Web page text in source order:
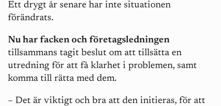
Ett drygt år senare har inte situationen
förändrats.
Nu har facken och företagsledningen
tillsammans tagit beslut om att tillsätta en
utredning för att få klarhet i problemen, samt
komma till rätta med dem.
– Det är viktigt och bra att den initieras, för att